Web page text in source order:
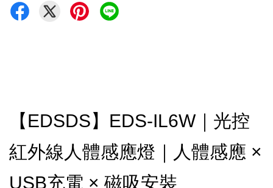
【EDSDS】EDS-IL6W｜光控
紅外線人體感應燈｜人體感應 ×
USB充電 × 磁吸安裝